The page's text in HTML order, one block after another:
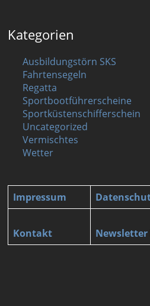
Kategorien
Ausbildungstörn SKS
Fahrtensegeln
Regatta
Sportbootführerscheine
Sportküstenschifferschein
Uncategorized
Vermischtes
Wetter
Impressum
Kontakt Newsletter